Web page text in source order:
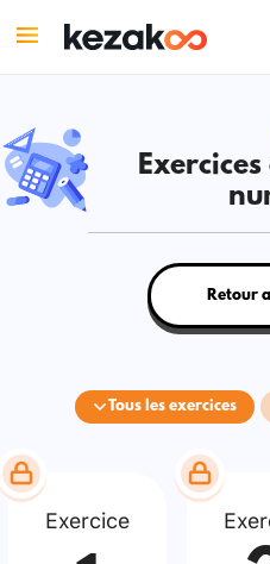
Tous les exercices
Retour
Exercice